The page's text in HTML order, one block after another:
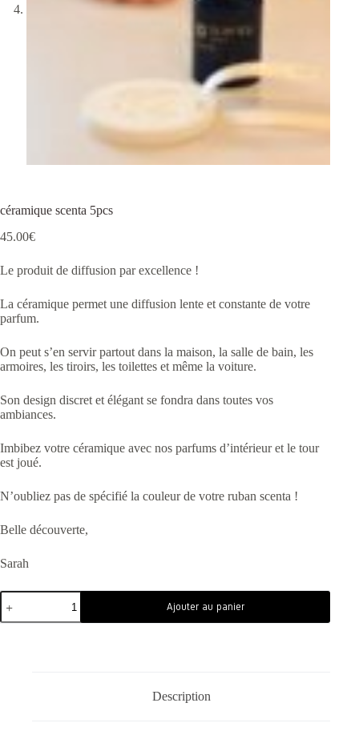
céramique scenta 5pcs
45.00€
Le produit de diffusion par excellence !
La céramique permet une diffusion lente et constante de votre
parfum.
On peut s’en servir partout dans la maison, la salle de bain, les
armoires, les tiroirs, les toilettes et même la voiture.
Son design discret et élégant se fondra dans toutes vos
ambiances.
Imbibez votre céramique avec nos parfums d’intérieur et le tour
est joué.
N’oubliez pas de spécifié la couleur de votre ruban scenta !
Belle découverte,
Sarah
Ajouter au panier
Description